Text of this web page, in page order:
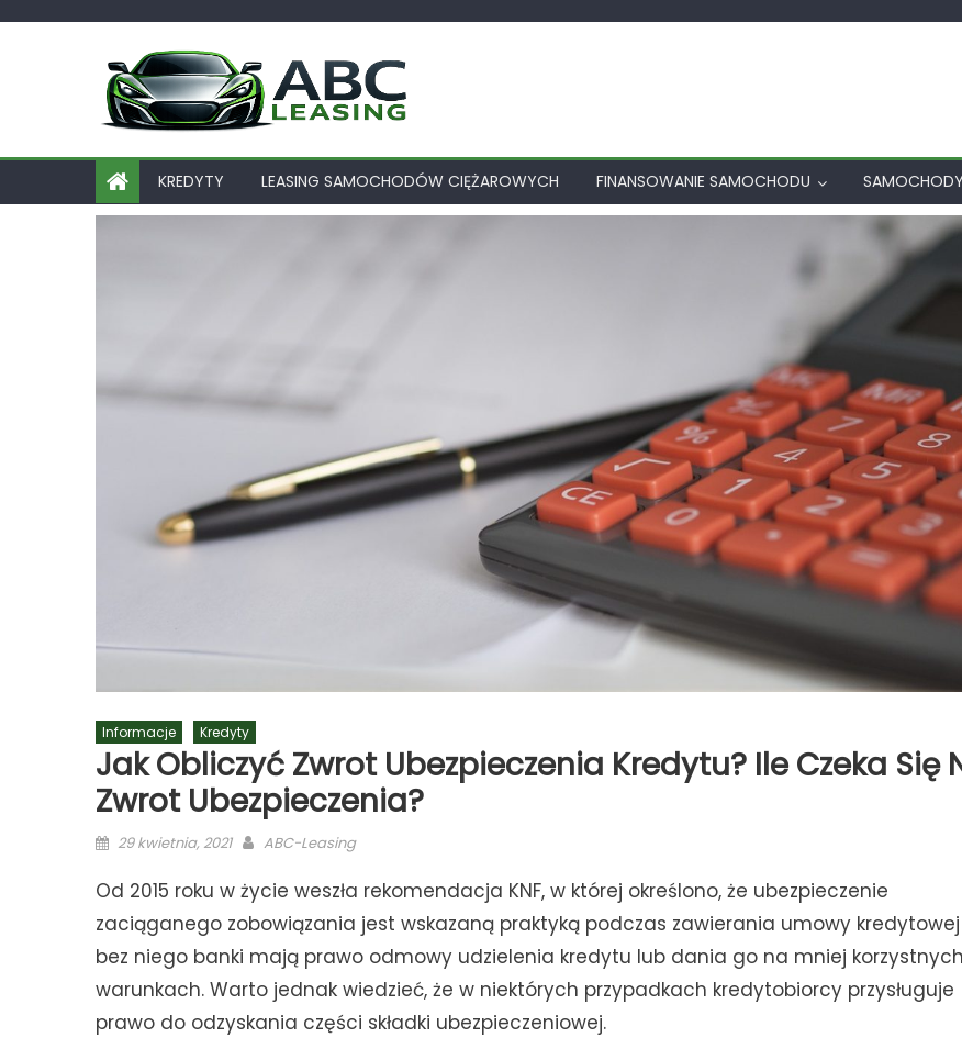
Skip
KREDYTY LEASING SAMOCHODÓW CIĘŻAROWYCH FINANSOWANIE SAMOCHODU
Informacje Kredyty
Jak Obliczyć Zwrot Ubezpieczenia Kredytu? Ile Czeka Się
Zwrot Ubezpieczenia?
Posted
29 kwietnia, 2021 Author
ABC-Leasing
Od 2015 roku w życie weszła rekomendacja KNF, w której określono, że ubezpieczenie
zaciąganego zobowiązania jest wskazaną praktyką podczas zawierania umowy
bez niego banki mają prawo odmowy udzielenia kredytu lub dania go na mniej korzystnych
warunkach. Warto jednak wiedzieć, że w niektórych przypadkach kredytobiorcy przysługuje
prawo do odzyskania części składki ubezpieczeniowej.